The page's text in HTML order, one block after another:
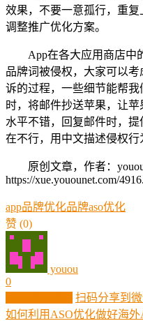
效果，不要一意孤行，重
调整推广优化方案。
App在各大应用商店中
品牌词被侵权，大家可以
诉的过程，一些细节能帮
时，将邮件抄送苹果，让
水平不错，回复邮件时，
在不行，用中文描述侵权行
原创文章，作者：
https://xue.youounet.com/
app品牌优化品牌aso优化
赞 (0)
youou
0
扫码分享到
如何利用ASO优化做好海外